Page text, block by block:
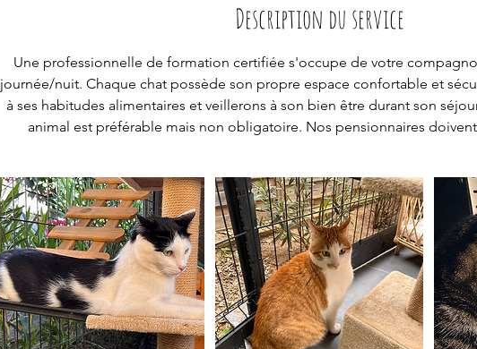
Description du service
Une professionnelle de formation certifiée s'occupe de votre
journée/nuit. Chaque chat possède son propre espace confortable et
à ses habitudes alimentaires et veillerons à son bien être durant son
animal est préférable mais non obligatoire. Nos pensionnaires